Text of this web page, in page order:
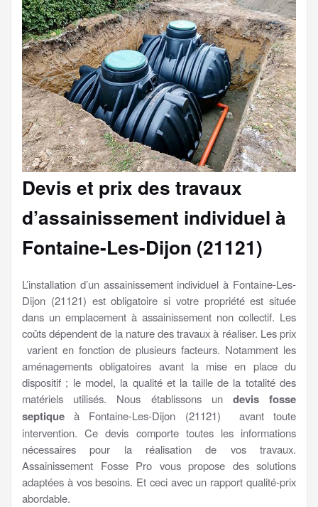
Devis et prix des travaux
d’assainissement individuel à
Fontaine-Les-Dijon (21121)
L’installation d’un assainissement individuel à Fontaine-Les-
Dijon (21121) est obligatoire si votre propriété est située
dans un emplacement à assainissement non collectif. Les
coûts dépendent de la nature des travaux à réaliser. Les prix
varient en fonction de plusieurs facteurs. Notamment les
aménagements obligatoires avant la mise en place du
dispositif ; le model, la qualité et la taille de la totalité des
matériels utilisés. Nous établissons un devis fosse
septique à Fontaine-Les-Dijon (21121) avant toute
intervention. Ce devis comporte toutes les informations
nécessaires pour la réalisation de vos travaux.
Assainissement Fosse Pro vous propose des solutions
adaptées à vos besoins. Et ceci avec un rapport qualité-prix
abordable.